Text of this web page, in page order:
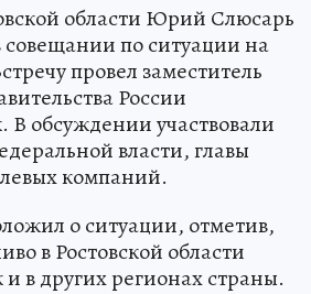
области Юрий Слюсарь
совещании по ситуации на
провел заместитель
России
В обсуждении участвовали
власти, главы
компаний.
о ситуации, отметив,
в Ростовской области
в других регионах страны.